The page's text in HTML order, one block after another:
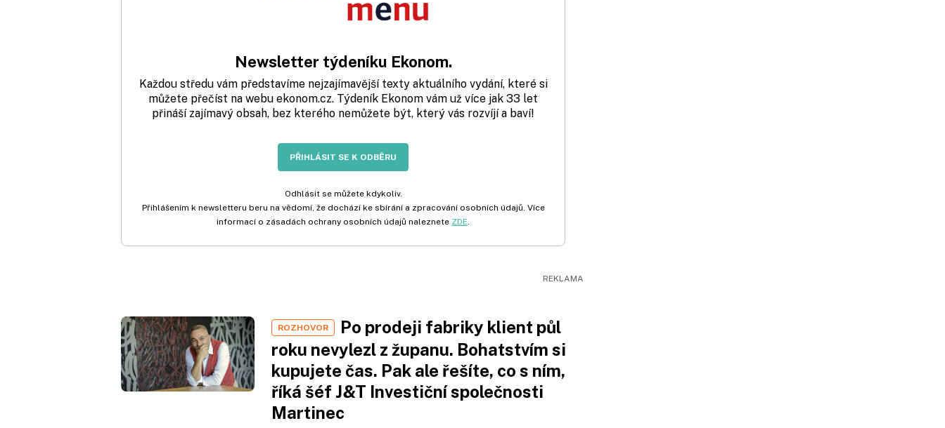
Newsletter týdeníku Ekonom.
Každou středu vám představíme nejzajímavější texty aktuálního vydání, které si
můžete přečíst na webu ekonom.cz. Týdeník Ekonom vám už více jak 33 let
přináší zajímavý obsah, bez kterého nemůžete být, který vás rozvíjí a baví!
PŘIHLÁSIT SE K ODBĚRU
Odhlásit se můžete kdykoliv.
Přihlášením k newsletteru beru na vědomí, že dochází ke sbírání a zpracování osobních údajů. Více
informací o zásadách ochrany osobních údajů naleznete ZDE
ROZHOVOR
Po prodeji fabriky klient půl
roku nevylezl z županu. Bohatstvím si
kupujete čas. Pak ale řešíte, co s ním,
říká šéf J&T Investiční společnosti
Martinec